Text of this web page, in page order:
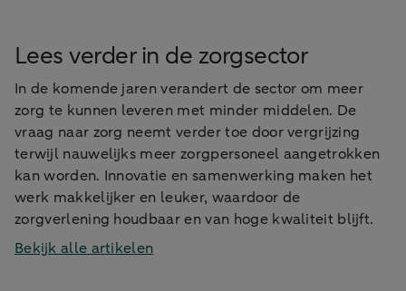
Lees verder in de zorgsector
In de komende jaren verandert de sector om meer
zorg te kunnen leveren met minder middelen. De
vraag naar zorg neemt verder toe door vergrijzing
terwijl nauwelijks meer zorgpersoneel aangetrokken
kan worden. Innovatie en samenwerking maken het
werk makkelijker en leuker, waardoor de
zorgverlening houdbaar en van hoge kwaliteit blijft.
Bekijk alle artikelen